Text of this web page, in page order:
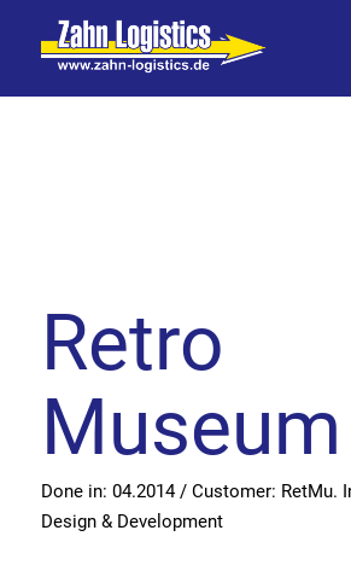
Retro
Museum
Done in: 04.2014 / Customer: RetMu.
Design & Development